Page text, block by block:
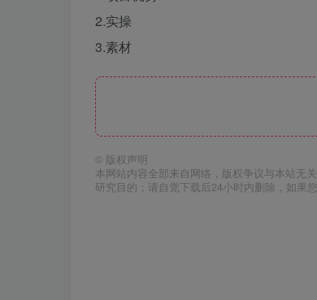
2.实操
3.素材
© 版权声明
本网站内容全部来自网络，版权争议与本站无
研究目的；请自觉下载后24小时内删除，如果